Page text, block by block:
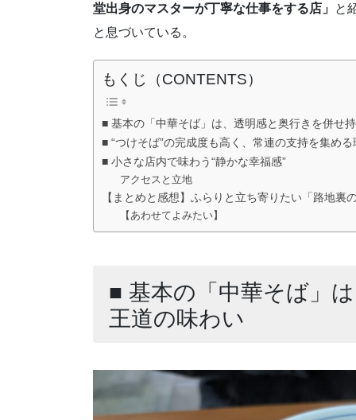
堂出身のマスターが丁寧な仕事をする店」 と
と息づいている。
もくじ（CONTENTS）
■ 基本の「中華そば」は、透明感と奥行きを併せ
■ “つけそば”の完成度も高く、常連の支持を集める
■ 小さな店内で味わう“静かな幸福感”
アクセスと立地
【まとめと感想】ふらりと立ち寄りたい「路地裏
【あわせてよみたい】
■ 基本の「中華そば」
王道の味わい